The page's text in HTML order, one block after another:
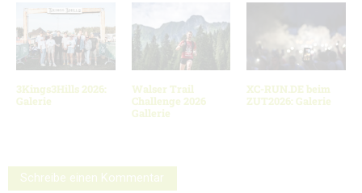
3Kings3Hills 2026:
Galerie
Walser Trail
Challenge 2026
Gallerie
XC-RUN.DE beim
ZUT2026: Galerie
Schreibe einen Kommentar